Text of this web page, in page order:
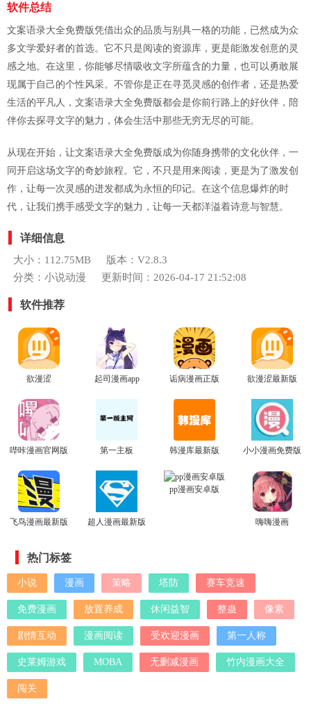
软件总结
文案语录大全免费版凭借出众的品质与别具一格的功能，已然成为众
多文学爱好者的首选。它不只是阅读的资源库，更是能激发创意的灵
感之地。在这里，你能够尽情吸收文字所蕴含的力量，也可以勇敢展
现属于自己的个性风采。不管你是正在寻觅灵感的创作者，还是热爱
生活的平凡人，文案语录大全免费版都会是你前行路上的好伙伴，陪
伴你去探寻文字的魅力，体会生活中那些无穷无尽的可能。
从现在开始，让文案语录大全免费版成为你随身携带的文化伙伴，一
同开启这场文字的奇妙旅程。它，不只是用来阅读，更是为了激发创
作，让每一次灵感的迸发都成为永恒的印记。在这个信息爆炸的时
代，让我们携手感受文字的魅力，让每一天都洋溢着诗意与智慧。
详细信息
大小：112.75MB
版本：V2.8.3
分类：小说动漫
更新时间：2026-04-17 21:52:08
软件推荐
欲漫涩 起司漫画app 诟病漫画正版 欲漫涩最新版
哔咔漫画官网版 第一主板 韩漫库最新版 小小漫画免费版
飞鸟漫画最新版 超人漫画最新版
pp漫画安卓版
嗨嗨漫画
热门标签
小说 漫画 策略 塔防 赛车竞速
免费漫画 放置养成 休闲益智 整蛊 像素
剧情互动 漫画阅读 受欢迎漫画 第一人称
史莱姆游戏 MOBA 无删减漫画 竹内漫画大全
闯关